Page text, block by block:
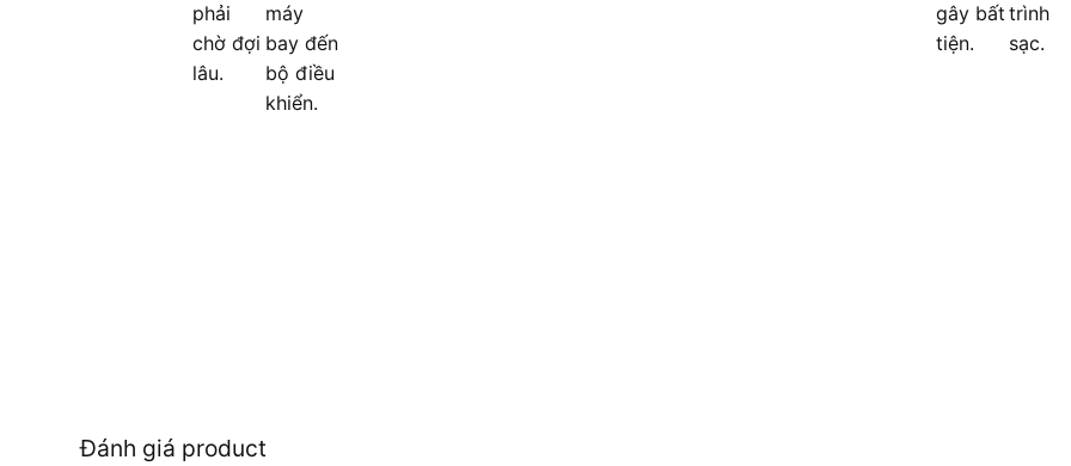
phải
chờ đợi
lâu.
máy
bay đến
bộ điều
khiển.
gây bất
tiện.
trình
sạc.
Đánh giá product